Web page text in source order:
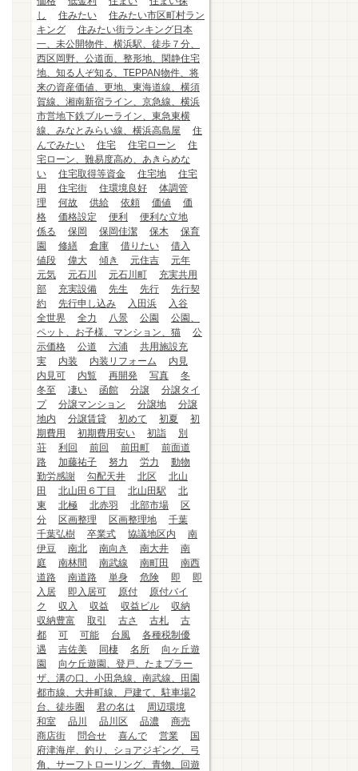
し
住みたい
住みたい市区町村ラン
キング
住みたい街ランキング日本
一、未公開物件、横浜駅、徒歩７分、
西区岡野、公道面、整形地、閑静住宅
地、知る人ぞ知る、TEPPAN物件、将
来の資産価値、更地、東海道線、横須
賀線、湘南新宿ライン、京急線、横浜
市営地下鉄ブルーライン、東急東横
線、みなとみらい線、横浜高島屋
住
んでみたい
住宅 住宅ローン
住
宅ローン、難易度高め、あきらめな
い
住宅取得等資金 住宅地
住宅
用
住宅街 住環境良好
体調管
理
何故 供給 依頼 価値
価
格
価格設定 便利
便利な立地
係る
保岡 保岡佳潔 保木
保育
園
修繕 倉庫 借りたい
借入
値段
偉大 傾き 元住吉
元年
元気
元石川 元石川町
充実共用
部
充実設備 先生 先行
先行契
約
先行申し込み 入田浜
入谷
全世界
全力 八景 公園
公園、
ペット、お子様、マンション、猫
公
示価格
公道 六浦
共用施設充
実
内装 内装リフォーム
内見
内見可
内覧 再開発 写真
冬
冬至
凄い 函館 分譲
分譲タイ
プ
分譲マンション 分譲地
分譲
地内
分譲賃貸 初めて 初夏
初
期費用
初期費用安い 初詣
別
荘
利回 前回 前田町
前面道
路
加藤祐子 努力 労力
動物
勤労感謝
勾配天井 北区
北山
田
北山田６丁目 北山田駅
北
東
北極 北赤羽 北部市場
区
分
区画整理 区画整理地
千葉
千葉弘樹
卒業式 協議地区内
南
伊豆
南北 南向き 南大井
南
庭
南林間 南武線 南町田
南西
道路
南道路 単身 危険 即
即
入居
即入居可 原付
原付バイ
ク
収入 収益 収益ビル
収納
収納豊富
取引 古さ 古札
古
都
可 可能 台風
各種税制優
遇
吉佐美 同棲 名所
向ヶ丘遊
園
向ケ丘遊園、登戸、たまプラー
ザ、溝の口、小田急線、南武線、田園
都市線、大井町線、戸建て、駐車場2
台、徒歩圏
君の名は
周辺環境
和室
品川 品川区 品濃
商売
商店街
問合せ 喜んで 営業
国
府津海岸、釣り、ショアジギング、弓
角、サーフトローリング、青物、回遊